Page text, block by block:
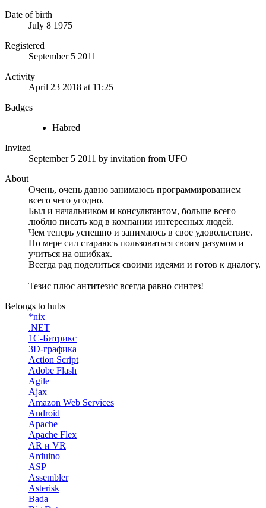
Date of birth
July 8 1975
Registered
September 5 2011
Activity
April 23 2018 at 11:25
Badges
Habred
Invited
September 5 2011 by invitation from UFO
About
Очень, очень давно занимаюсь программированием
всего чего угодно.
Был и начальником и консультантом, больше всего
люблю писать код в компании интересных людей.
Чем теперь успешно и занимаюсь в свое удовольствие.
По мере сил стараюсь пользоваться своим разумом и
учиться на ошибках.
Всегда рад поделиться своими идеями и готов к диалогу.
Тезис плюс антитезис всегда равно синтез!
Belongs to hubs
*nix
.NET
1С-Битрикс
3D-графика
Action Script
Adobe Flash
Agile
Ajax
Amazon Web Services
Android
Apache
Apache Flex
AR и VR
Arduino
ASP
Assembler
Asterisk
Bada